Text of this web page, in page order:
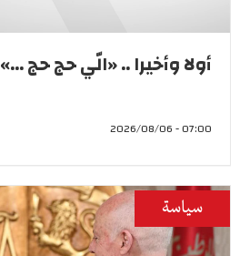
أولا وأخيرا .. «الّي حج حج ...»
07:00 - 2026/08/06
سياسة